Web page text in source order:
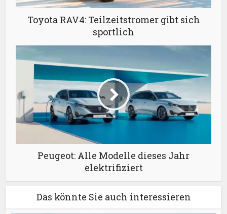
Toyota RAV4: Teilzeitstromer gibt sich
sportlich
Peugeot: Alle Modelle dieses Jahr
elektrifiziert
Das könnte Sie auch interessieren